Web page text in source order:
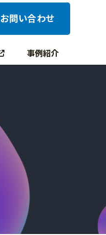
お問い合わせ
事例紹介